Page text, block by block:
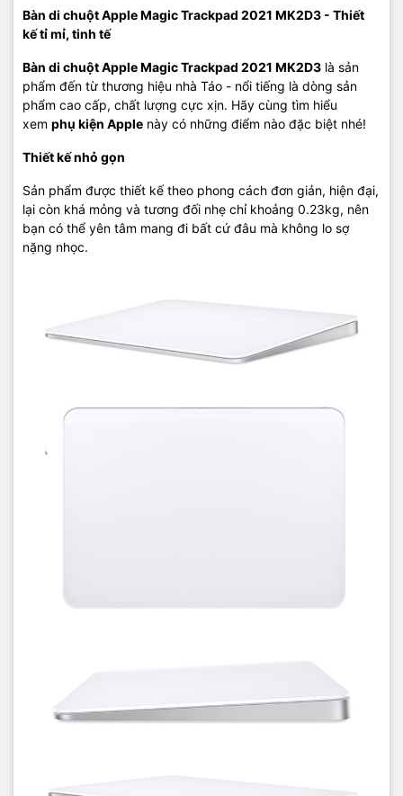
Bàn di chuột Apple Magic Trackpad 2021 MK2D3 - Thiết
kế tỉ mỉ, tinh tế
Bàn di chuột Apple Magic Trackpad 2021 MK2D3 là sản
phẩm đến từ thương hiệu nhà Táo - nổi tiếng là dòng sản
phẩm cao cấp, chất lượng cực xịn. Hãy cùng tìm hiểu
xem phụ kiện Apple này có những điểm nào đặc biệt nhé!
Thiết kế nhỏ gọn
Sản phẩm được thiết kế theo phong cách đơn giản, hiện đại,
lại còn khá mỏng và tương đối nhẹ chỉ khoảng 0.23kg, nên
bạn có thể yên tâm mang đi bất cứ đâu mà không lo sợ
nặng nhọc.